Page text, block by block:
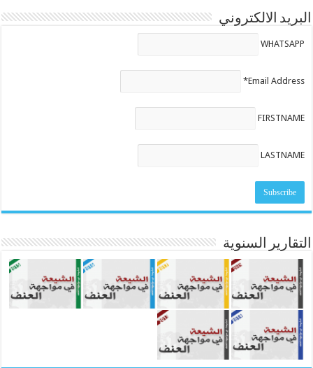
البريد الالكتروني
WHATSAPP
Email Address*
FIRSTNAME
LASTNAME
التقارير السنوية